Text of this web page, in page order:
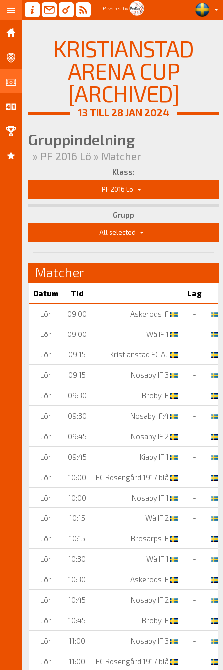
Powered by
KRISTIANSTAD
ARENA CUP
[ARCHIVED]
13 TILL 28 JAN 2024
Gruppindelning
» PF 2016 Lö » Matcher
Klass:
PF 2016 Lö
Grupp
All selected
Matcher
Datum Tid Lag
Lör 09:00 Askeröds IF -
Lör 09:00 Wä IF:1 -
Lör 09:15 Kristianstad FC:Ali -
Lör 09:15 Nosaby IF:3 -
Lör 09:30 Broby IF -
Lör 09:30 Nosaby IF:4 -
Lör 09:45 Nosaby IF:2 -
Lör 09:45 Kiaby IF:1 -
Lör 10:00 FC Rosengård 1917:blå -
Lör 10:00 Nosaby IF:1 -
Lör 10:15 Wä IF:2 -
Lör 10:15 Brösarps IF -
Lör 10:30 Wä IF:1 -
Lör 10:30 Askeröds IF -
Lör 10:45 Nosaby IF:2 -
Lör 10:45 Broby IF -
Lör 11:00 Nosaby IF:3 -
Lör 11:00 FC Rosengård 1917:blå -